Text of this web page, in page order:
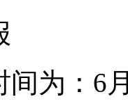
为：6